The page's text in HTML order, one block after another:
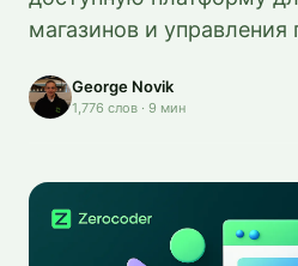
магазинов и
George Novik
1,776 слов · 9 мин